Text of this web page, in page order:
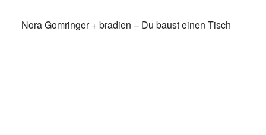
Nora Gomringer + bradien – Du baust einen Tisch